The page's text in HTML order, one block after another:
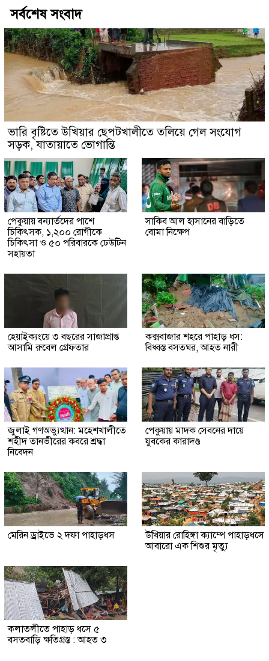
সর্বশেষ সংবাদ
ভারি বৃষ্টিতে উখিয়ার ছেপটখালীতে তলিয়ে গেল সংযোগ
সড়ক, যাতায়াতে ভোগান্তি
পেকুয়ায় বন্যার্তদের পাশে
চিকিৎসক, ১,২০০ রোগীকে
চিকিৎসা ও ৫০ পরিবারকে ঢেউটিন
সহায়তা
সাকিব আল হাসানের বাড়িতে
বোমা নিক্ষেপ
হেয়াইক্যংয়ে ৩ বছরের সাজাপ্রাপ্ত
আসামি রুবেল গ্রেফতার
কক্সবাজার শহরে পাহাড় ধস:
বিধ্বস্ত বসতঘর, আহত নারী
জুলাই গণঅভ্যুত্থান: মহেশখালীতে
শহীদ তানভীরের কবরে শ্রদ্ধা
নিবেদন
পেকুয়ায় মাদক সেবনের দায়ে
যুবকের কারাদণ্ড
মেরিন ড্রাইভে ২ দফা পাহাড়ধস
উখিয়ার রোহিঙ্গা ক্যাম্পে পাহাড়ধসে
আবারো এক শিশুর মৃত্যু
কলাতলীতে পাহাড় ধসে ৫
বসতবাড়ি ক্ষতিগ্রস্ত : আহত ৩